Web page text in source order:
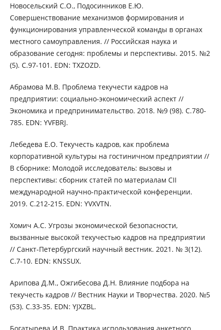
Новосельский С.О., Подосинников Е.Ю.
Совершенствование механизмов формирования и
функционирования управленческой команды в органах
местного самоуправления. // Российская наука и
образование сегодня: проблемы и перспективы. 2015. №2
(5). С.97-101. EDN: TXZOZD.
Абрамова М.В. Проблема текучести кадров на
предприятии: социально-экономический аспект //
Экономика и предпринимательство. 2018. №9 (98). С.780-
785. EDN: YVFBRJ.
Лебедева Е.О. Текучесть кадров, как проблема
корпоративной культуры на гостиничном предприятии //
В сборнике: Молодой исследователь: вызовы и
перспективы: сборник статей по материалам CII
международной научно-практической конференции.
2019. С.212-215. EDN: YVXVTN.
Хомич А.С. Угрозы экономической безопасности,
вызванные высокой текучестью кадров на предприятии
// Санкт-Петербургский научный вестник. 2021. № 3(12).
С.7-10. EDN: KNSSUX.
Арипова Д.М., Ожгибесова Д.Н. Влияние подбора на
текучесть кадров // Вестник Науки и Творчества. 2020. №5
(53). С.33-35. EDN: YJXZBL.